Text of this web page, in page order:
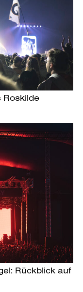
Roskilde
Rückblick auf